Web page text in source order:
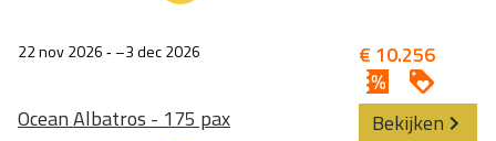
22 nov 2026‐ 3 dec 2026
Ocean Albatros - 175 pax
€ 10.256
Bekijken